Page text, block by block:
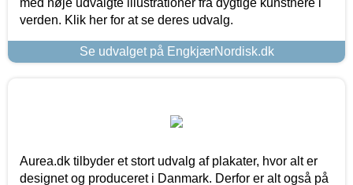
med nøje udvalgte illustrationer fra dygtige kunstnere i
verden. Klik her for at se deres udvalg.
Se udvalget på EngkjærNordisk.dk
Aurea.dk tilbyder et stort udvalg af plakater, hvor alt er
designet og produceret i Danmark. Derfor er alt også på